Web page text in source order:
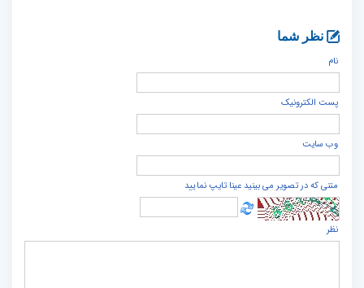
نظر شما
نام
پست الكترونيک
وب سایت
متنی که در تصویر می بینید عینا تایپ نمایید
نظر